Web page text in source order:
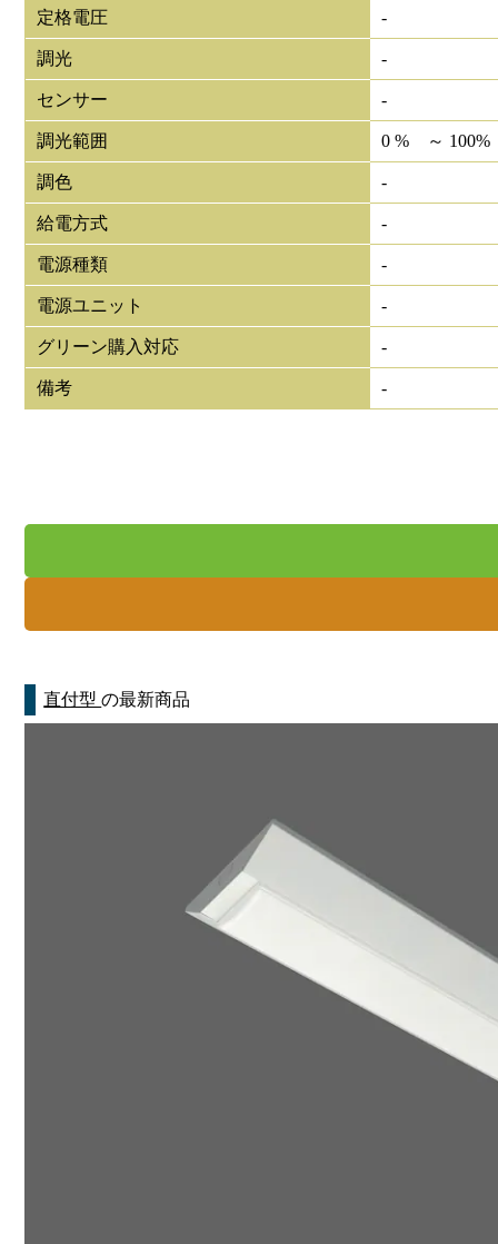
定格電圧 -
調光 -
センサー -
調光範囲 0 % ～ 100%
調色 -
給電方式 -
電源種類 -
電源ユニット -
グリーン購入対応 -
備考 -
直付型の最新商品